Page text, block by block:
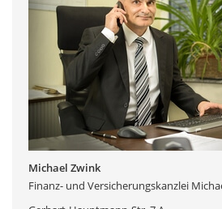
Michael Zwink
Finanz- und Versicherungskanzlei